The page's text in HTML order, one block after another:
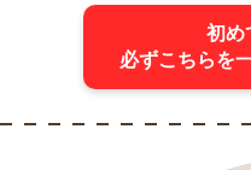
初め
必ずこちらを